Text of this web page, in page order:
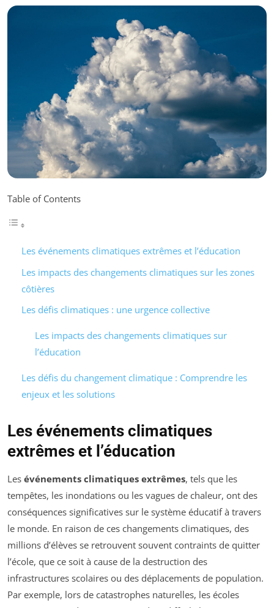
Table of Contents
Les événements climatiques extrêmes et l’éducation
Les impacts des changements climatiques sur les zones
côtières
Les défis climatiques : une urgence collective
Les impacts des changements climatiques sur
l’éducation
Les défis du changement climatique : Comprendre les
enjeux et les solutions
Les événements climatiques
extrêmes et l’éducation
Les événements climatiques extrêmes, tels que les
tempêtes, les inondations ou les vagues de chaleur, ont des
conséquences significatives sur le système éducatif à travers
le monde. En raison de ces changements climatiques, des
millions d’élèves se retrouvent souvent contraints de quitter
l’école, que ce soit à cause de la destruction des
infrastructures scolaires ou des déplacements de population.
Par exemple, lors de catastrophes naturelles, les écoles